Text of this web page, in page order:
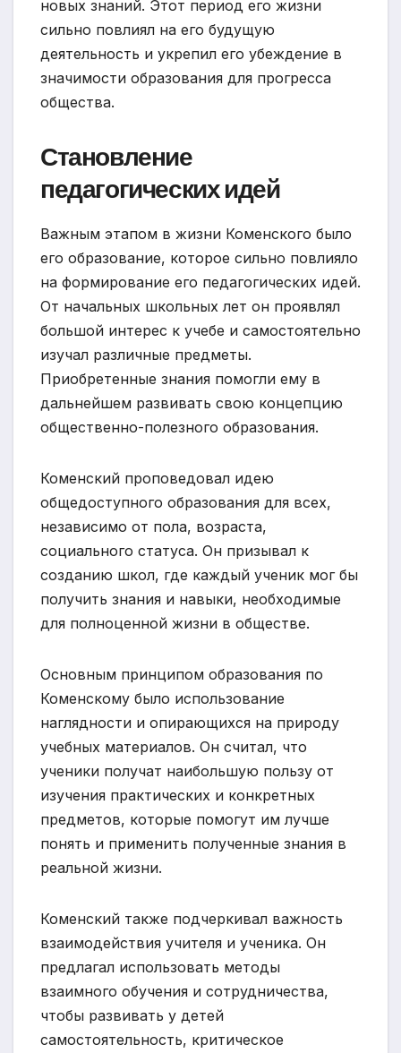
новых знаний. Этот период его жизни
сильно повлиял на его будущую
деятельность и укрепил его убеждение в
значимости образования для прогресса
общества.
Становление
педагогических идей
Важным этапом в жизни Коменского было
его образование, которое сильно повлияло
на формирование его педагогических идей.
От начальных школьных лет он проявлял
большой интерес к учебе и самостоятельно
изучал различные предметы.
Приобретенные знания помогли ему в
дальнейшем развивать свою концепцию
общественно-полезного образования.
Коменский проповедовал идею
общедоступного образования для всех,
независимо от пола, возраста,
социального статуса. Он призывал к
созданию школ, где каждый ученик мог бы
получить знания и навыки, необходимые
для полноценной жизни в обществе.
Основным принципом образования по
Коменскому было использование
наглядности и опирающихся на природу
учебных материалов. Он считал, что
ученики получат наибольшую пользу от
изучения практических и конкретных
предметов, которые помогут им лучше
понять и применить полученные знания в
реальной жизни.
Коменский также подчеркивал важность
взаимодействия учителя и ученика. Он
предлагал использовать методы
взаимного обучения и сотрудничества,
чтобы развивать у детей
самостоятельность, критическое